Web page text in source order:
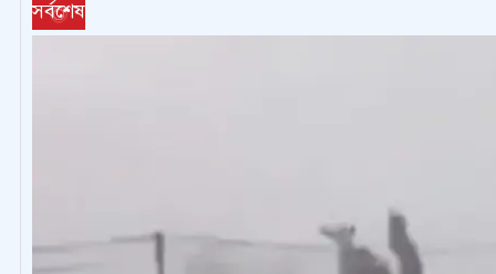
সর্বশেষ